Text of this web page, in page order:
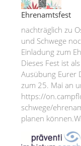
Ehrenamtsfest
nachträglich zu
und Schwege
Einladung zum
Dieses Fest ist
Ausübung Eurer
zum 25. Mai an
https://
schwege/
planen